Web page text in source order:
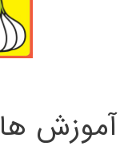
آموزش ها